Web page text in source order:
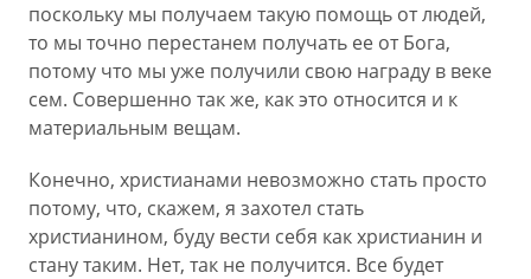
поскольку мы получаем такую помощь от людей,
то мы точно перестанем получать ее от Бога,
потому что мы уже получили свою награду в веке
сем. Совершенно так же, как это относится и к
материальным вещам.
Конечно, христианами невозможно стать просто
потому, что, скажем, я захотел стать
христианином, буду вести себя как христианин и
стану таким. Нет, так не получится. Все будет